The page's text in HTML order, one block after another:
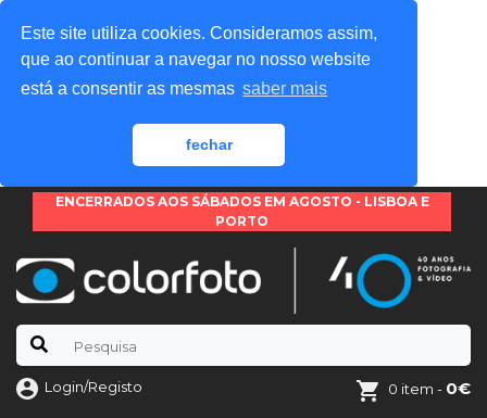
Este site utiliza cookies. Consideramos assim,
que ao continuar a navegar no nosso website
está a consentir as mesmas saber mais
fechar
ENCERRADOS AOS SÁBADOS EM AGOSTO - LISBOA E
PORTO
Login/Registo 0 item - 0€